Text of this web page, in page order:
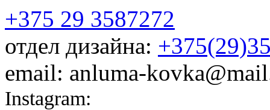
+375 29 3587272
отдел дизайна:
email: anluma-
Instagram: